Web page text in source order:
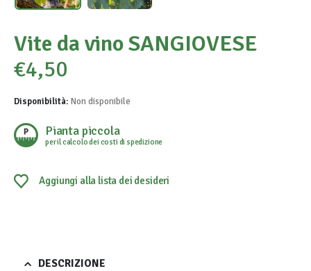
Vite da vino SANGIOVESE
€4,50
Disponibilità: Non disponibile
Pianta piccola
per il calcolo dei costi di spedizione
Aggiungi alla lista dei desideri
DESCRIZIONE